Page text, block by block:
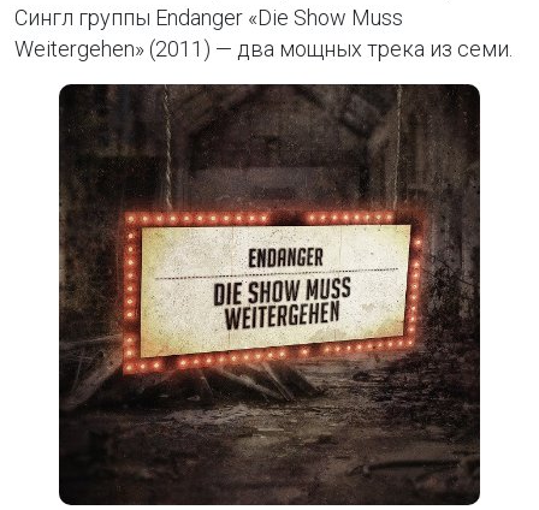
Сингл группы Endanger «Die Show Muss
Weitergehen» (2011) — два мощных трека из семи.